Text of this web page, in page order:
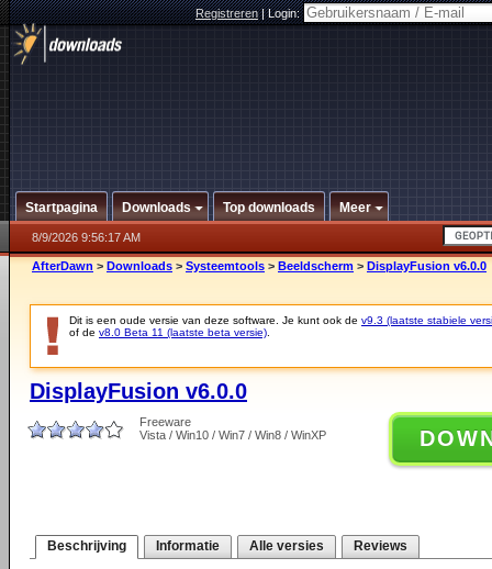
Registreren|Login:
Startpagina Downloads Top downloads Meer
8/9/2026 9:56:17 AM
AfterDawn > Downloads > Systeemtools > Beeldscherm > DisplayFusion v6.0.0
Dit is een oude versie van deze software. Je kunt ook de v9.3 (laatste stabiele
of de v8.0 Beta 11 (laatste beta versie)
DisplayFusion v6.0.0
Freeware
Vista / Win10 / Win7 / Win8 / WinXP
Beschrijving Informatie Alle versies Reviews